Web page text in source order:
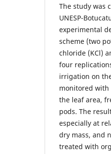
The study was
UNESP-
experimental
scheme (two
chloride (KCl)
four
irrigation on
monitored with
the leaf area,
pods. The
especially at
dry mass, and
treated with